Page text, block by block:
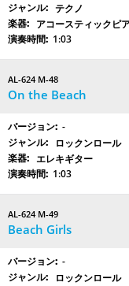
テクノ
アコースティックピ
1:03
AL-624 M-48
On the Beach
-
ロックンロール
エレキギター
1:03
AL-624 M-49
Beach Girls
-
ロックンロール